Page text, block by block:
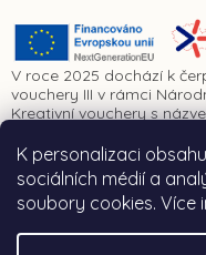
K personalizaci
sociálních médií a
soubory cookies. Více
V roce 2025 dochází k
vouchery III v rámci
Kreativní vouchery s
spoluúčasti Evropské
obnovy a Ministerstva